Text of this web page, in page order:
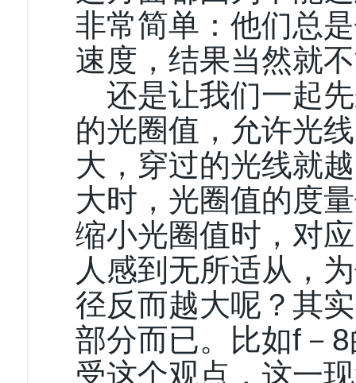
非常简单：他们总
速度，结果当然就
还是让我们一起
的光圈值，允许光
大，穿过的光线就
大时，光圈值的度
缩小光圈值时，对
人感到无所适从，
径反而越大呢？其
部分而已。比如f－
受这个观点，这一